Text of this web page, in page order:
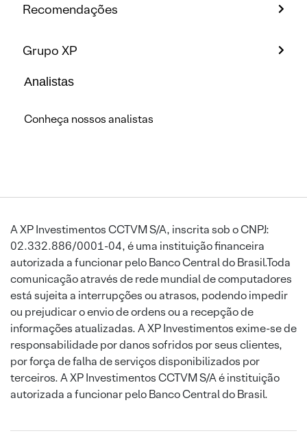
Recomendações
Grupo XP
Analistas
Conheça nossos analistas
A XP Investimentos CCTVM S/A, inscrita sob o CNPJ:
02.332.886/0001-04, é uma instituição financeira
autorizada a funcionar pelo Banco Central do Brasil.Toda
comunicação através de rede mundial de computadores
está sujeita a interrupções ou atrasos, podendo impedir
ou prejudicar o envio de ordens ou a recepção de
informações atualizadas. A XP Investimentos exime-se de
responsabilidade por danos sofridos por seus clientes,
por força de falha de serviços disponibilizados por
terceiros. A XP Investimentos CCTVM S/A é instituição
autorizada a funcionar pelo Banco Central do Brasil.